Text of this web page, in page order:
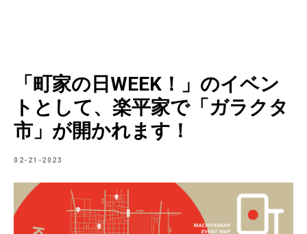
「町家の日WEEK！」のイベン
トとして、楽平家で「ガラクタ
市」が開かれます！
02-21-2023